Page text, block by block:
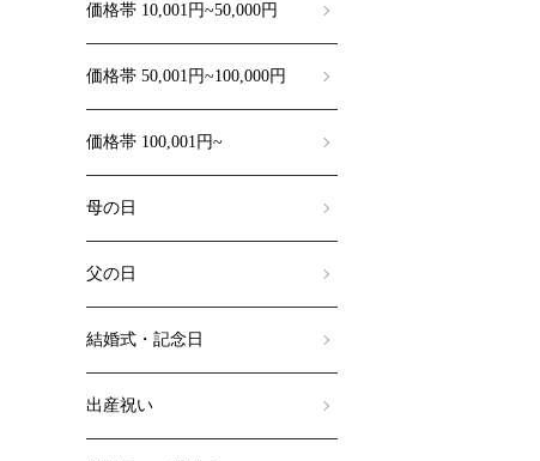
価格帯 10,001円~50,000円
価格帯 50,001円~100,000円
価格帯 100,001円~
母の日
父の日
結婚式・記念日
出産祝い